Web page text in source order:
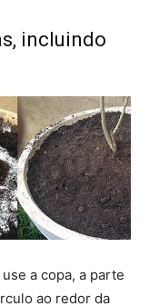
incluindo
a copa, a parte
ao redor da